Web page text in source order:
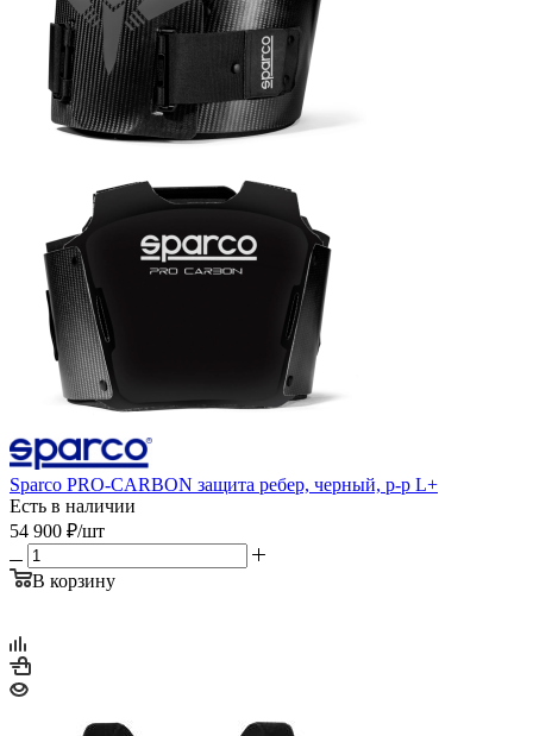
Sparco PRO-CARBON защита ребер, черный, р-р L+
Есть в наличии
54 900 ₽/шт
В корзину